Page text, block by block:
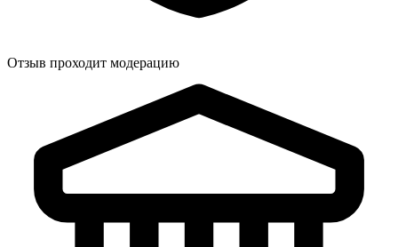
Отзыв проходит модерацию